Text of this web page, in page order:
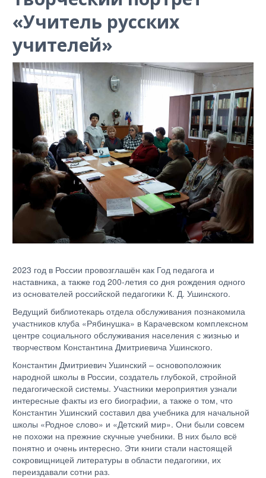
«Учитель русских
учителей»
2023 год в России провозглашён как Год педагога и
наставника, а также год 200-летия со дня рождения одного
из основателей российской педагогики К. Д. Ушинского.
Ведущий библиотекарь отдела обслуживания познакомила
участников клуба «Рябинушка» в Карачевском комплексном
центре социального обслуживания населения с жизнью и
творчеством Константина Дмитриевича Ушинского.
Константин Дмитриевич Ушинский – основоположник
народной школы в России, создатель глубокой, стройной
педагогической системы. Участники мероприятия узнали
интересные факты из его биографии, а также о том, что
Константин Ушинский составил два учебника для начальной
школы «Родное слово» и «Детский мир». Они были совсем
не похожи на прежние скучные учебники. В них было всё
понятно и очень интересно. Эти книги стали настоящей
сокровищницей литературы в области педагогики, их
переиздавали сотни раз.